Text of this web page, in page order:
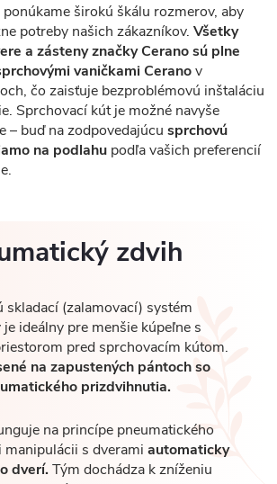
širokú škálu rozmerov, aby
potreby našich zákazníkov. Všetky
a zásteny značky Cerano sú plne
vaničkami Ceranov
čo zaisťuje bezproblémovú inštaláciu
Sprchovací kút je možné navyše
– buď na zodpovedajúcu sprchovú
na podlahu podľa vašich preferencií
zdvih
skladací (zalamovací) systém
ideálny pre menšie kúpeľne s
pred sprchovacím kútom.
na zapustených pántoch so
prizdvihnutia.
na princípe pneumatického
s dverami automaticky
dverí.Tým dochádza k zníženiu